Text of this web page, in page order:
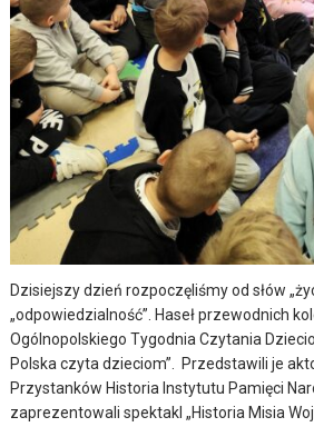
Dzisiejszy dzień rozpoczęliśmy od słów
„odpowiedzialność”. Haseł przewodnich
Ogólnopolskiego Tygodnia Czytania
Polska czyta dzieciom”. Przedstawili je
Przystanków Historia Instytutu Pamięci
zaprezentowali spektakl „Historia Misia